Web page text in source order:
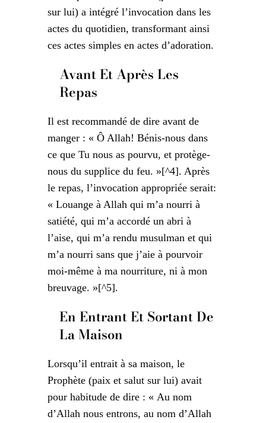
sur lui) a intégré l’invocation dans les
actes du quotidien, transformant ainsi
ces actes simples en actes d’adoration.
Avant Et Après Les
Repas
Il est recommandé de dire avant de
manger : « Ô Allah! Bénis-nous dans
ce que Tu nous as pourvu, et protège-
nous du supplice du feu. »[^4]. Après
le repas, l’invocation appropriée serait:
« Louange à Allah qui m’a nourri à
satiété, qui m’a accordé un abri à
l’aise, qui m’a rendu musulman et qui
m’a nourri sans que j’aie à pourvoir
moi-même à ma nourriture, ni à mon
breuvage. »[^5].
En Entrant Et Sortant De
La Maison
Lorsqu’il entrait à sa maison, le
Prophète (paix et salut sur lui) avait
pour habitude de dire : « Au nom
d’Allah nous entrons, au nom d’Allah